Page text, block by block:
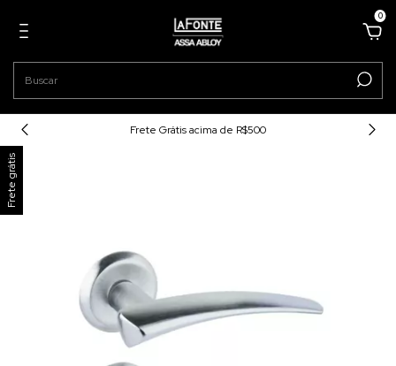
0
Frete Grátis acima de R$500
Frete grátis